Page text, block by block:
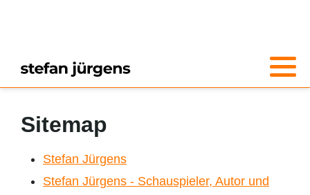
Sitemap
Stefan Jürgens
Stefan Jürgens - Schauspieler, Autor und